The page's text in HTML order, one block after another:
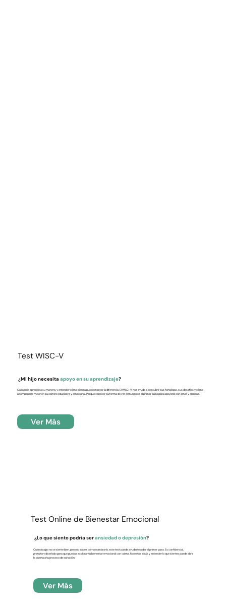
Test WISC-V
¿Mi hijo necesitaapoyo en su aprendizaje?
Cada niño aprende a su manera, y entender cómo piensa puede marcar la diferencia. El WISC-V nos ayuda a descubrir sus fortalezas, sus desafíos y cómo
acompañarlo mejor en su camino educativo y emocional. Porque conocer su forma de ver el mundo es el primer paso para apoyarlo con amor y claridad.
Ver Más
Test Online de Bienestar Emocional
¿Lo que siento podría seransiedad o depresión?
Cuando algo no se siente bien, pero no sabes cómo nombrarlo, este test puede ayudarte a dar el primer paso. Es confidencial,
gratuito y diseñado para que puedas explorar tu bienestar emocional con calma. No estás sol@, y entender lo que sientes puede abrir
la puerta a tu proceso de sanación.
Ver Más